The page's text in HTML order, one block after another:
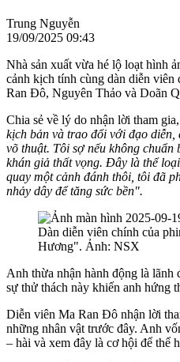
Trung Nguyễn
19/09/2025 09:43
Nhà sản xuất vừa hé lộ loạt hình
cảnh kịch tính cùng dàn diễn viên
Ran Đô, Nguyên Thảo và Doãn
Chia sẻ về lý do nhận lời tham
kịch bản và trao đổi với đạo
võ thuật. Tôi sợ nếu không
khán giả thất vọng. Đây là thể
quay một cảnh đánh thôi, tôi đã
nhảy dây để tăng sức bền".
Dàn diễn viên chính của
Hương". Ảnh: NSX
Anh thừa nhận hành động là lãnh
sự thử thách này khiến anh hứng
Diễn viên Ma Ran Đô nhận lời
những nhân vật trước đây. Anh
– hài và xem đây là cơ hội để thể